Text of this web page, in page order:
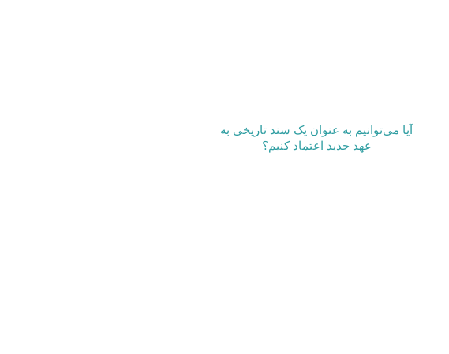
آیا می‌­توانیم به عنوان یک سند تاریخی به
عهد جدید اعتماد کنیم؟